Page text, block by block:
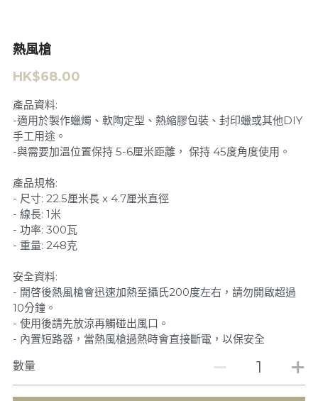
熱風槍
HK$68.00
產品資料:
-適用於製作蠟燭、軟陶定型、熱縮膠包裝、封印蠟或其他DIY
手工用途。
-與需要加溫位置保持 5-6厘米距離， 保持 45度角度使用。
產品規格:
- 尺寸: 22.5厘米長 x 4.7厘米直徑
- 線長: 1米
- 功率: 300瓦
- 重量: 248克
安全資料:
- 開啓後熱風槍會迅速加熱至攝氏200度左右，請勿開啟超過
10分鐘。
- 使用後請先放涼再觸碰出風口。
- 內置短路器，當熱風槍過熱時會直接斷電，以保安全
數量